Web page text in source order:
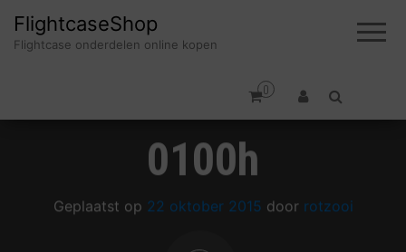
FlightcaseShop
Flightcase onderdelen online kopen
0
0100h
Geplaatst op 22 oktober 2015 door rotzooi